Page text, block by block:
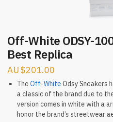
Off-White ODSY-
Best Replica
$201.00
The Off-White Odsy Sneakers
a classic of the brand due to
version comes in white with a
honor the brand’s streetwear